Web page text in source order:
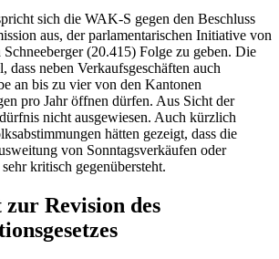
sich die WAK-S gegen den Beschluss
aus, der parlamentarischen Initiative von
(20.415) Folge zu geben. Die
neben Verkaufsgeschäften auch
an bis zu vier von den Kantonen
pro Jahr öffnen dürfen. Aus Sicht der
nicht ausgewiesen. Auch kürzlich
hätten gezeigt, dass die
von Sonntagsverkäufen oder
kritisch gegenübersteht.
Revision des